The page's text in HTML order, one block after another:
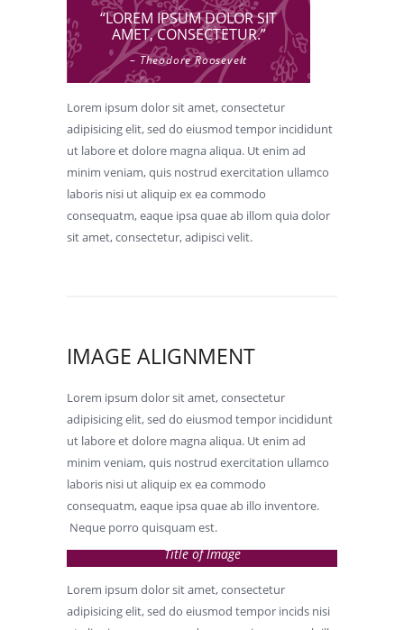
“LOREM IPSUM DOLOR SIT
AMET, CONSECTETUR.”
– Theodore Roosevelt
Lorem ipsum dolor sit amet, consectetur
adipisicing elit, sed do eiusmod tempor incididunt
ut labore et dolore magna aliqua. Ut enim ad
minim veniam, quis nostrud exercitation ullamco
laboris nisi ut aliquip ex ea commodo
consequatm, eaque ipsa quae ab illom quia dolor
sit amet, consectetur, adipisci velit.
IMAGE ALIGNMENT
Lorem ipsum dolor sit amet, consectetur
adipisicing elit, sed do eiusmod tempor incididunt
ut labore et dolore magna aliqua. Ut enim ad
minim veniam, quis nostrud exercitation ullamco
laboris nisi ut aliquip ex ea commodo
consequatm, eaque ipsa quae ab illo inventore.
Neque porro quisquam est.
Title of Image
Lorem ipsum dolor sit amet, consectetur
adipisicing elit, sed do eiusmod tempor incids nisi